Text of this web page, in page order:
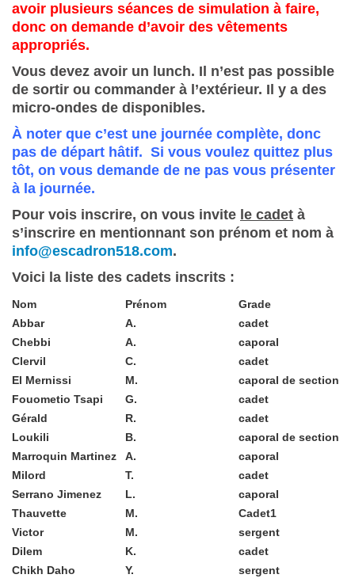
avoir plusieurs séances de simulation à faire,
donc on demande d’avoir des vêtements
appropriés.
Vous devez avoir un lunch. Il n’est pas possible
de sortir ou commander à l’extérieur. Il y a des
micro-ondes de disponibles.
À noter que c’est une journée complète, donc
pas de départ hâtif. Si vous voulez quittez plus
tôt, on vous demande de ne pas vous présenter
à la journée.
Pour vois inscrire, on vous invite le cadet à
s’inscrire en mentionnant son prénom et nom à
info@escadron518.com.
Voici la liste des cadets inscrits :
Nom Prénom
Grade
Abbar
A.
cadet
Chebbi
A.
caporal
Clervil
C.
cadet
El Mernissi
M.
caporal de section
Fouometio Tsapi
G.
cadet
Gérald
R.
cadet
Loukili
B.
caporal de section
Marroquin Martinez
A.
caporal
Milord
T.
cadet
Serrano Jimenez
L.
caporal
Thauvette
M.
Cadet1
Victor
M.
sergent
Dilem
K.
cadet
Chikh Daho
Y.
sergent